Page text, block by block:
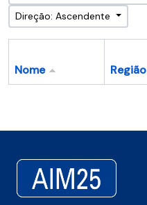
Direção: Ascendente
Nome Região